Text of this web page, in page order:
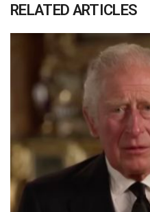
RELATED ARTICLES